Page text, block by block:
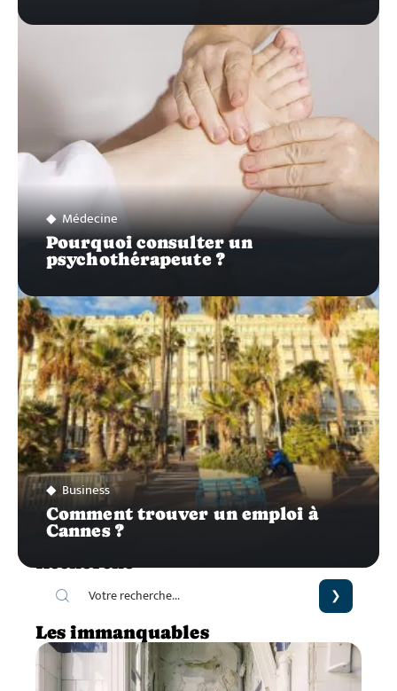
Médecine
Pourquoi consulter un
psychothérapeute ?
Business
Comment trouver un emploi à
Cannes ?
Les immanquables